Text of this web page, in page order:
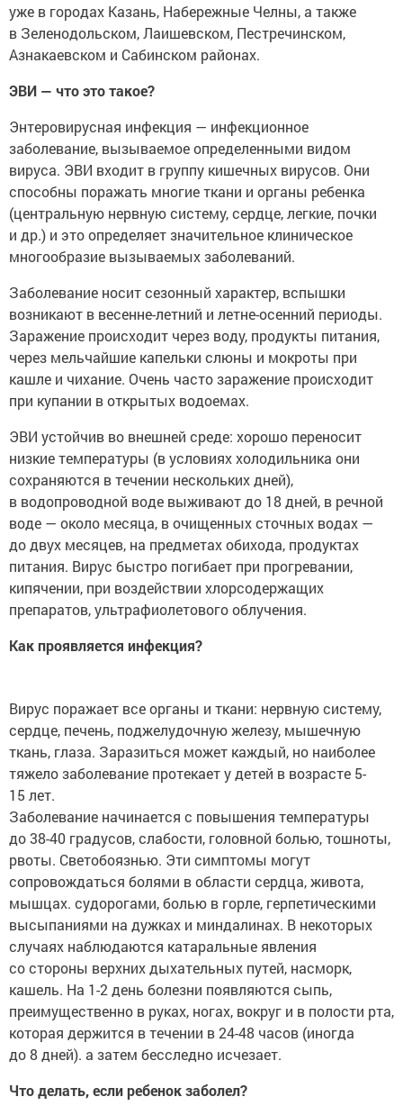
уже в городах Казань, Набережные Челны, а также
в Зеленодольском, Лаишевском, Пестречинском,
Азнакаевском и Сабинском районах.
ЭВИ — что это такое?
Энтеровирусная инфекция — инфекционное
заболевание, вызываемое определенными видом
вируса. ЭВИ входит в группу кишечных вирусов. Они
способны поражать многие ткани и органы ребенка
(центральную нервную систему, сердце, легкие, почки
и др.) и это определяет значительное клиническое
многообразие вызываемых заболеваний.
Заболевание носит сезонный характер, вспышки
возникают в весенне-летний и летне-осенний периоды.
Заражение происходит через воду, продукты питания,
через мельчайшие капельки слюны и мокроты при
кашле и чихание. Очень часто заражение происходит
при купании в открытых водоемах.
ЭВИ устойчив во внешней среде: хорошо переносит
низкие температуры (в условиях холодильника они
сохраняются в течении нескольких дней),
в водопроводной воде выживают до 18 дней, в речной
воде — около месяца, в очищенных сточных водах —
до двух месяцев, на предметах обихода, продуктах
питания. Вирус быстро погибает при прогревании,
кипячении, при воздействии хлорсодержащих
препаратов, ультрафиолетового облучения.
Как проявляется инфекция?
Вирус поражает все органы и ткани: нервную систему,
сердце, печень, поджелудочную железу, мышечную
ткань, глаза. Заразиться может каждый, но наиболее
тяжело заболевание протекает у детей в возрасте 5-
15 лет.
Заболевание начинается с повышения температуры
до 38-40 градусов, слабости, головной болью, тошноты,
рвоты. Светобоязнью. Эти симптомы могут
сопровождаться болями в области сердца, живота,
мышцах. судорогами, болью в горле, герпетическими
высыпаниями на дужках и миндалинах. В некоторых
случаях наблюдаются катаральные явления
со стороны верхних дыхательных путей, насморк,
кашель. На 1-2 день болезни появляются сыпь,
преимущественно в руках, ногах, вокруг и в полости рта,
которая держится в течении в 24-48 часов (иногда
до 8 дней). а затем бесследно исчезает.
Что делать, если ребенок заболел?